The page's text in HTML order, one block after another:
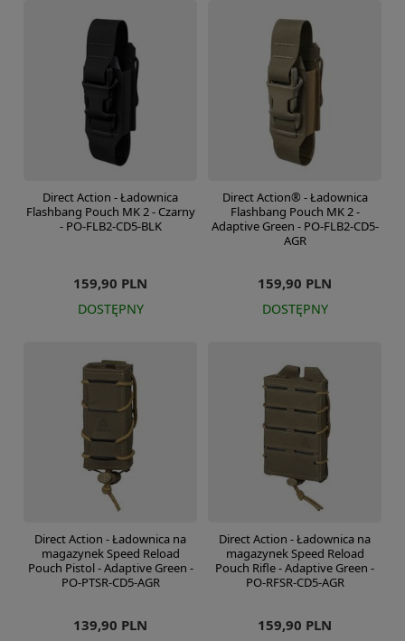
Direct Action - Ładownica
Flashbang Pouch MK 2 - Czarny
- PO-FLB2-CD5-BLK
159,90 PLN
DOSTĘPNY
Direct Action® - Ładownica
Flashbang Pouch MK 2 -
Adaptive Green - PO-FLB2-CD5-
AGR
159,90 PLN
DOSTĘPNY
Direct Action - Ładownica na
magazynek Speed Reload
Pouch Pistol - Adaptive Green -
PO-PTSR-CD5-AGR
139,90 PLN
Direct Action - Ładownica na
magazynek Speed Reload
Pouch Rifle - Adaptive Green -
PO-RFSR-CD5-AGR
159,90 PLN